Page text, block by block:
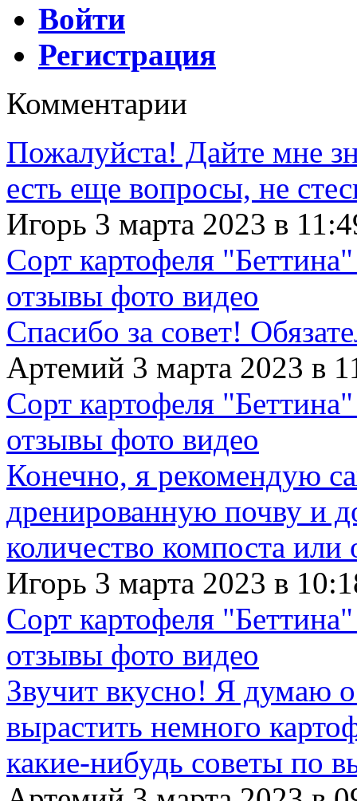
Войти
Регистрация
Комментарии
Пожалуйста! Дайте мне
есть еще вопросы, не
Игорь 3 марта 2023 в
Сорт картофеля
отзывы фото видео
Спасибо за совет!
Артемий 3 марта 2023 в
Сорт картофеля
отзывы фото видео
Конечно, я рекомендую
дренированную почву и
количество компоста
Игорь 3 марта 2023 в
Сорт картофеля
отзывы фото видео
Звучит вкусно! Я думаю
вырастить немного
какие-нибудь советы по